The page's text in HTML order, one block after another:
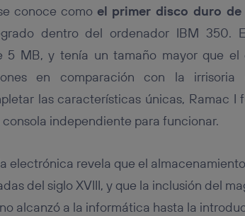
conoce como el primer disco duro
dentro del ordenador IBM 350.
5 MB, y tenía un tamaño mayor que el
en comparación con la irrisoria
las características únicas, Ramac I
independiente para funcionar.
electrónica revela que el
del siglo XVIII, y que la inclusión del
no alcanzó a la informática hasta la
el uso de la tecnología recibirá el mismo
ancha
(p. ej., Wi-Fi), el marketing o análisis se
de navegación de los miembros del hogar
será más personalizado, ya que se basará
usuario del móvil.
Utiq seleccionando “Administrar Utiq” en la